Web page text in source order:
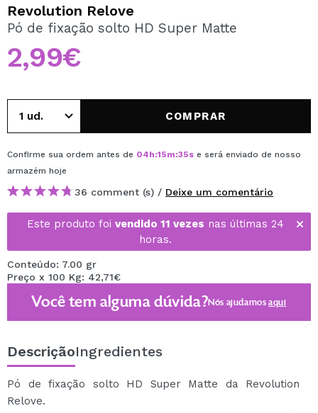
Ao criar uma conta no Maquibeauty.pt pode fazer as suas
compras rapidamente, verificar o estado das suas
encomendas e consultar as suas operações anteriores.
CRIAR CONTA
Revolution Relove
Pó de fixação solto HD Super Matte
2,99€
COMPRAR
Confirme sua ordem antes de 04h:15m:35s e será enviado de nosso
armazém hoje
36 comment (s) / Deixe um comentário
Este produto foi vendido 11 vezes nas últimas 24
horas.
Conteúdo: 7.00 gr
Preço x 100 Kg: 42,71€
Você tem alguma dúvida?Nós ajudamosaqui
DescriçãoIngredientes
Pó de fixação solto HD Super Matte da Revolution
Relove.